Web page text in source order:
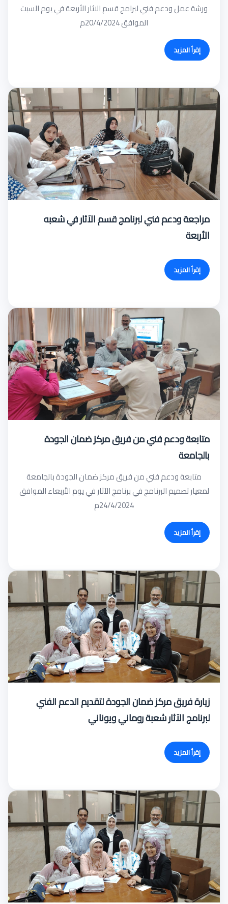
ورشة عمل ودعم فني لبرامج قسم الاثار الأربعة في يوم السبت
الموافق 20/4/2024م
إقرأ المزيد
مراجعة ودعم فني لبرنامج قسم الآثار في شعبه
الأربعة
إقرأ المزيد
متابعة ودعم فني من فريق مركز ضمان الجودة
بالجامعة
متابعة ودعم فني من فريق مركز ضمان الجودة بالجامعة
لمعيار تصميم البرنامج في برنامج الآثار في يوم الأربعاء الموافق
24/4/2024م
إقرأ المزيد
زيارة فريق مركز ضمان الجودة لتقديم الدعم الفني
لبرنامج الآثار شعبة روماني ويوناني
إقرأ المزيد